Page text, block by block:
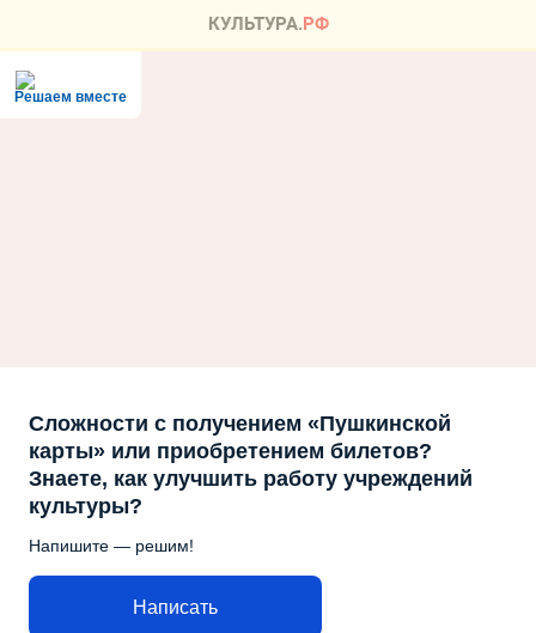
Решаем вместе
Сложности с получением «Пушкинской
карты» или приобретением билетов?
Знаете, как улучшить работу учреждений
культуры?
Напишите — решим!
Написать